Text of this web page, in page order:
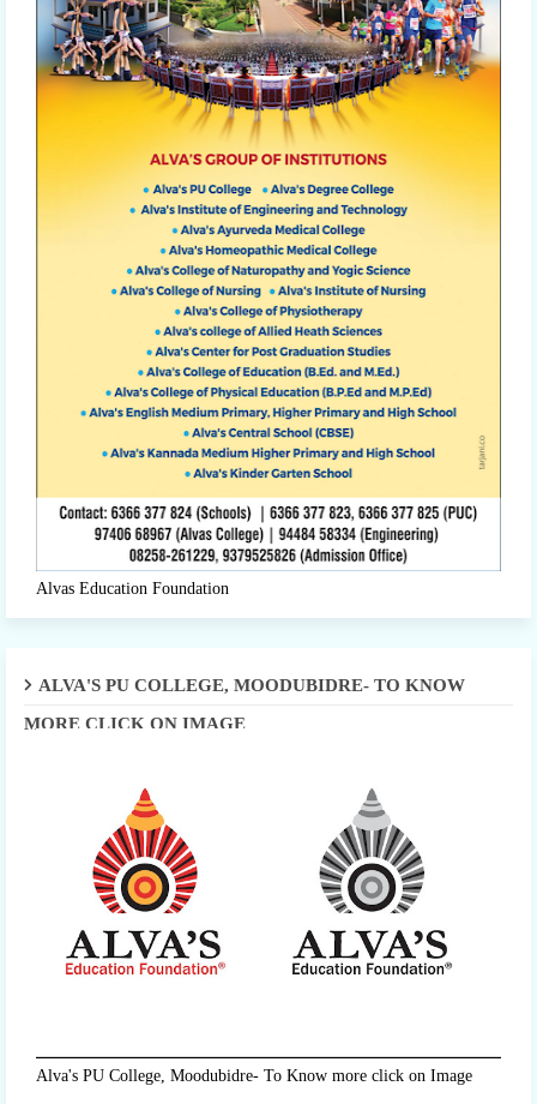
Alvas Education Foundation
ALVA'S PU COLLEGE, MOODUBIDRE- TO KNOW
MORE CLICK ON IMAGE
Alva's PU College, Moodubidre- To Know more click on Image